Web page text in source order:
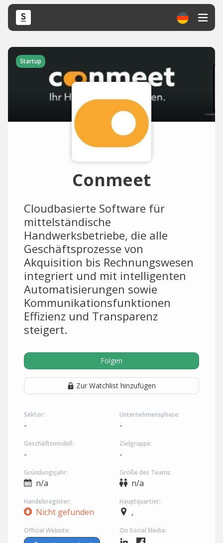
Startup
Conmeet
Cloudbasierte Software für
mittelständische
Handwerksbetriebe, die alle
Geschäftsprozesse von
Akquisition bis Rechnungswesen
integriert und mit intelligenten
Automatisierungen sowie
Kommunikationsfunktionen
Effizienz und Transparenz
steigert.
Folgen
Zur Watchlist hinzufügen
Sektor:
-
Unternehmensphase:
-
Geschäftsmodell:
-
Zielgruppe:
-
Gründungsjahr:
n/a
Größe des Teams:
n/a
Handelsregister:
Nicht gefunden
Hauptquartier:
,
Official Website: On Social Media: